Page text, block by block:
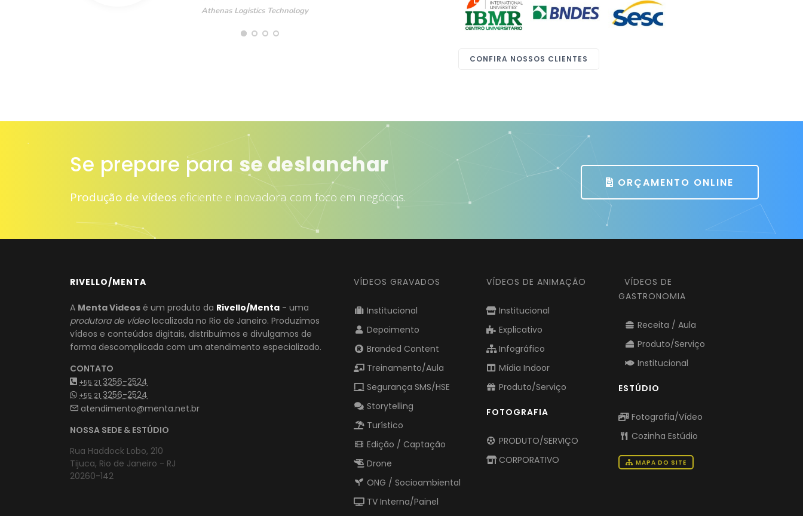
Athenas Logistics Technology
Monde Sistemas
CONFIRA NOSSOS CLIENTES
Se prepare para se deslanchar
Produção de vídeos eficiente e inovadora com foco em negócios.
ORÇAMENTO ONLINE
RIVELLO/MENTA
A Menta Videos é um produto da Rivello/Menta - uma
produtora de vídeolocalizada no Rio de Janeiro. Produzimos
vídeos e conteúdos digitais, distribuímos e divulgamos de
forma descomplicada com um atendimento especializado.
CONTATO
+55 213256-2524
+55 213256-2524
atendimento@menta.net.br
NOSSA SEDE & ESTÚDIO
Rua Haddock Lobo, 210
Tijuca, Rio de Janeiro - RJ
20260-142
VÍDEOS GRAVADOS
Institucional
Depoimento
Branded Content
Treinamento/Aula
Segurança SMS/HSE
Storytelling
Turístico
Edição / Captação
Drone
ONG / Socioambiental
TV Interna/Painel
VÍDEOS DE ANIMAÇÃO
Institucional
Explicativo
Infográfico
Mídia Indoor
Produto/Serviço
FOTOGRAFIA
PRODUTO/SERVIÇO
CORPORATIVO
VÍDEOS DE
GASTRONOMIA
Receita / Aula
Produto/Serviço
Institucional
ESTÚDIO
Fotografia/Vídeo
Cozinha Estúdio
MAPA DO SITE